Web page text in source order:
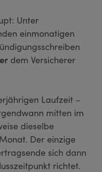
Unter
einmonatigen
dem Versicherer
Laufzeit –
mitten im
dieselbe
Der einzige
sich dann
richtet.